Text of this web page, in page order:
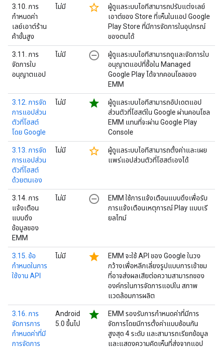
3.10. การ
กำหนดค่า
เลย์เอาต์ร้าน
ค้าขั้นสูง
ไม่มี star_border
ผู้ดูแลระบบไอทีสามารถปรับแต่งเลย์
เอาต์ของ Store ที่เห็นในแอป Google
Play Store ที่มีการจัดการในอุปกรณ์
ของตนได้
3.11. การ
จัดการใบ
อนุญาตแอป
ไม่มี remove_circle_outline
ผู้ดูแลระบบไอทีสามารถดูและจัดการใบ
อนุญาตแอปที่ซื้อใน Managed
Google Play ได้จากคอนโซลของ
EMM
3.12. การจัด
การแอปส่วน
ตัวที่โฮสต์
โดย Google
ไม่มี star
ผู้ดูแลระบบไอทีสามารถอัปเดตแอป
ส่วนตัวที่โฮสต์ใน Google ผ่านคอนโซล
EMM แทนที่จะผ่าน Google Play
Console
3.13. การจัด
การแอปส่วน
ตัวที่โฮสต์
ด้วยตนเอง
ไม่มี star_border
ผู้ดูแลระบบไอทีสามารถตั้งค่าและเผย
แพร่แอปส่วนตัวที่โฮสต์เองได้
3.14. การ
แจ้งเตือน
แบบดึง
ข้อมูลของ
EMM
ไม่มี remove_circle_outline
EMM ใช้การแจ้งเตือนแบบดึงเพื่อรับ
การแจ้งเตือนเหตุการณ์ Play แบบเรี
ยลไทม์
3.15. ข้อ
กำหนดในการ
ใช้งาน API
ไม่มี star
EMM จะใช้ API ของ Google ในวง
กว้างเพื่อหลีกเลี่ยงรูปแบบการเข้าชม
ที่อาจส่งผลเสียต่อความสามารถของ
องค์กรในการจัดการแอปใน สภาพ
แวดล้อมการผลิต
3.16. การ
จัดการการ
กำหนดค่าที่มี
การจัดการ
Android
5.0 ขึ้นไป
star
EMM รองรับการกำหนดค่าที่มีการ
จัดการโดยมีการตั้งค่าแบบซ้อนกัน
สูงสุด 4 ระดับ และสามารถเรียกข้อมูล
และแสดงความคิดเห็นที่ส่งจากแอป